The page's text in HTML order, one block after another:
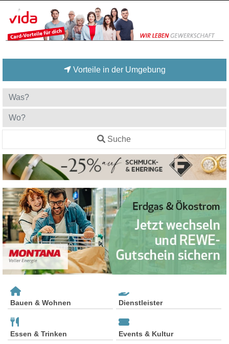
Vorteile in der Umgebung
Suche
Bauen & Wohnen Dienstleister
Essen & Trinken Events & Kultur